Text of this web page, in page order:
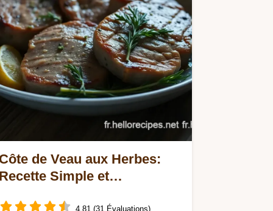
de Veau aux Herbes:
Simple et
4.81 (31 Évaluations)